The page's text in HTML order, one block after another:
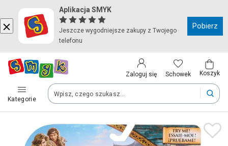
Aplikacja SMYK
Jeszcze wygodniejsze zakupy z Twojego
telefonu
Pobierz
Zaloguj się Schowek Koszyk
Kategorie
Kraj i język
Polska (Poland)
Twoje zamówienia dostarczymy na teren wybranego kraju.